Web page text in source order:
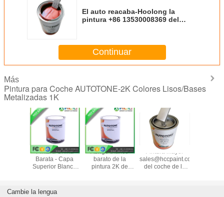
El auto reacaba-Hoolong la
pintura +86 13530008369 del
Continuar
Más
Pintura para Coche AUTOTONE-2K Colores Lisos/Bases
Metalizadas 1K
Pintura China
Barata - Capa
Superior Blanca
ventas@hccpaint.com
Abrigo blanco
barato de la
pintura 2K de
Pintura mayor
sales@hccpaint.com
del coche de la
Cambie la lengua